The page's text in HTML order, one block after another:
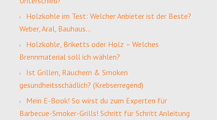
Holzkohle im Test: Welcher Anbieter ist der Beste?
Weber, Aral, Bauhaus…
Holzkohle, Briketts oder Holz – Welches
Brennmaterial soll ich wählen?
Ist Grillen, Räuchern & Smoken
gesundheitsschädlich? (Krebserregend)
Mein E-Book! So wirst du zum Experten für
Barbecue-Smoker-Grills! Schritt für Schritt Anleitung